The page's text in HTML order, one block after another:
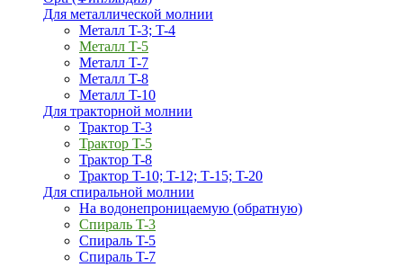
Для металлической молнии
Металл T-3; T-4
Металл T-5
Металл T-7
Металл T-8
Металл T-10
Для тракторной молнии
Трактор T-3
Трактор T-5
Трактор T-8
Трактор T-10; T-12; Т-15; T-20
Для спиральной молнии
На водонепроницаемую (обратную)
Спираль T-3
Спираль T-5
Спираль T-7